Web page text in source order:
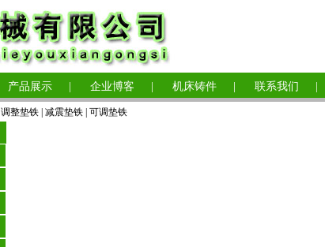
产品展示 企业博客 机床铸件 联系我们
调整垫铁| 减震垫铁| 可调垫铁